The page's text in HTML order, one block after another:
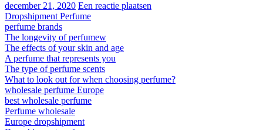
december 21, 2020 Een reactie plaatsen
Dropshipment Perfume
perfume brands
The longevity of perfumew
The effects of your skin and age
A perfume that represents you
The type of perfume scents
What to look out for when choosing perfume?
wholesale perfume Europe
best wholesale perfume
Perfume wholesale
Europe dropshipment